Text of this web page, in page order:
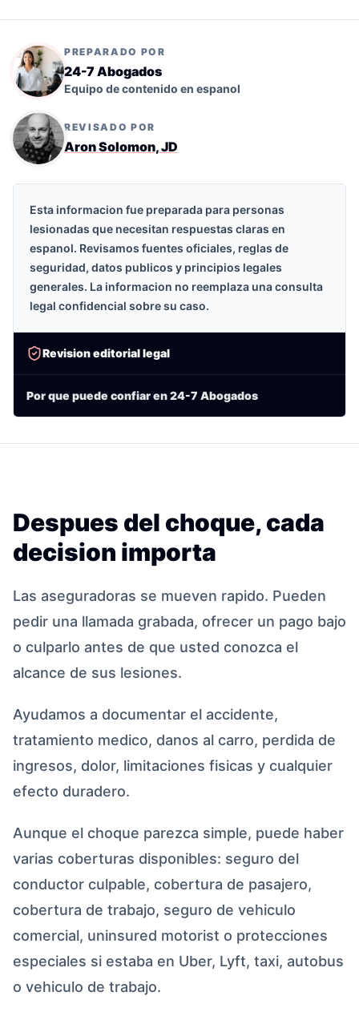
PREPARADO POR
24-7 Abogados
Equipo de contenido en espanol
REVISADO POR
Aron Solomon, JD
Esta informacion fue preparada para personas
lesionadas que necesitan respuestas claras en
espanol. Revisamos fuentes oficiales, reglas de
seguridad, datos publicos y principios legales
generales. La informacion no reemplaza una consulta
legal confidencial sobre su caso.
Revision editorial legal
Por que puede confiar en 24-7 Abogados
Despues del choque, cada
decision importa
Las aseguradoras se mueven rapido. Pueden
pedir una llamada grabada, ofrecer un pago bajo
o culparlo antes de que usted conozca el
alcance de sus lesiones.
Ayudamos a documentar el accidente,
tratamiento medico, danos al carro, perdida de
ingresos, dolor, limitaciones fisicas y cualquier
efecto duradero.
Aunque el choque parezca simple, puede haber
varias coberturas disponibles: seguro del
conductor culpable, cobertura de pasajero,
cobertura de trabajo, seguro de vehiculo
comercial, uninsured motorist o protecciones
especiales si estaba en Uber, Lyft, taxi, autobus
o vehiculo de trabajo.